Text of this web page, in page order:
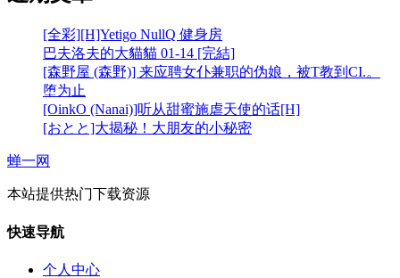
[全彩][H]Yetigo NullQ 健身房
巴夫洛夫的大貓貓 01-14 [完結]
[森野屋 (森野)] 来应聘女仆兼职的伪娘，被T教到CI.。
堕为止
[OinkO (Nanai)]听从甜蜜施虐天使的话[H]
[おとと]大揭秘！大朋友的小秘密
蝉一网
本站提供热门下载资源
快速导航
个人中心